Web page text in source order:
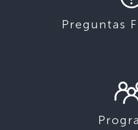
Preguntas